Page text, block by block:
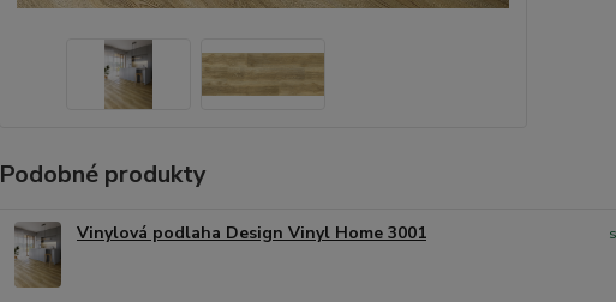
Podobné produkty
Vinylová podlaha Design Vinyl Home 3001